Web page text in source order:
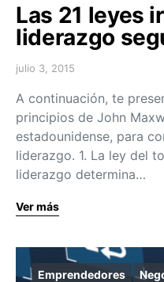
Las 21 leyes
liderazgo
julio 3, 2015
A continuación, te
principios de John
estadounidense, para
liderazgo. 1. La ley del
liderazgo determina…
Ver más
Emprendedores